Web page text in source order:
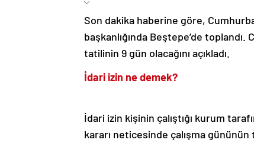
Son dakika haberine göre,
başkanlığında Beştepe’de toplandı.
tatilinin 9 gün olacağını açıkladı.
İdari izin ne demek?
İdari izin kişinin çalıştığı kurum
kararı neticesinde çalışma